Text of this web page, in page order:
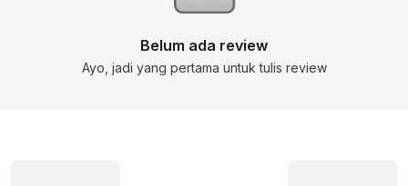
Belum ada review
Ayo, jadi yang pertama untuk tulis review